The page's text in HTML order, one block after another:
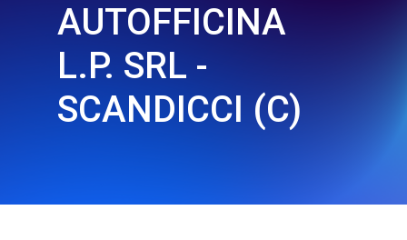
AUTOFFICINA
L.P. SRL -
SCANDICCI (C)